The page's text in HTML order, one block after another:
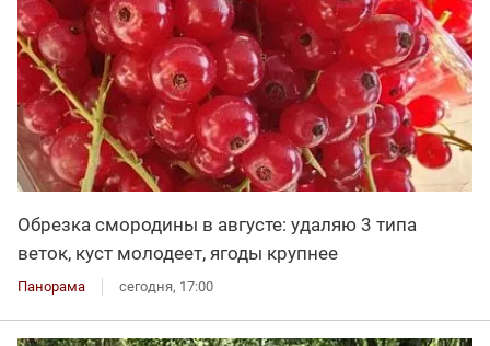
Обрезка смородины в августе: удаляю 3 типа
веток, куст молодеет, ягоды крупнее
Панорама сегодня, 17:00